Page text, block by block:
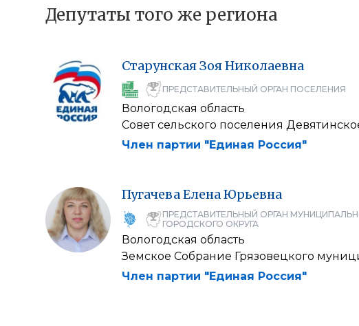
Депутаты того же региона
СтарунскаяЗояНиколаевна
ПРЕДСТАВИТЕЛЬНЫЙ ОРГАН ПОСЕЛЕНИЯ
Вологодская область
Совет сельского поселения
Член партии "Единая Россия"
ПугачеваЕленаЮрьевна
ПРЕДСТАВИТЕЛЬНЫЙ ОРГАН
ГОРОДСКОГО ОКРУГА
Вологодская область
Земское Собрание Грязовецкого
Член партии "Единая Россия"